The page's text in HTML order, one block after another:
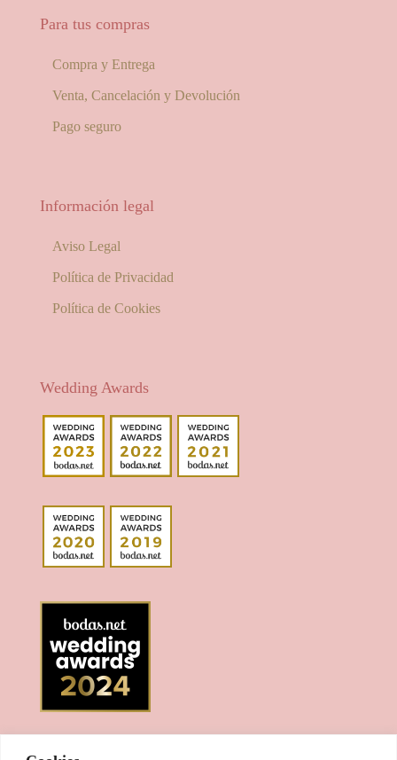
Para tus compras
Compra y Entrega
Venta, Cancelación y Devolución
Pago seguro
Información legal
Aviso Legal
Política de Privacidad
Política de Cookies
Wedding Awards